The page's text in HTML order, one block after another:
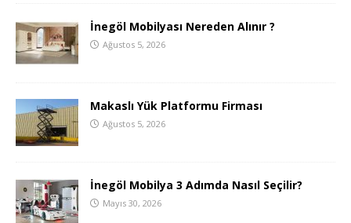
İnegöl Mobilyası Nereden Alınır ?
Ağustos 5, 2026
Makaslı Yük Platformu Firması
Ağustos 5, 2026
İnegöl Mobilya 3 Adımda Nasıl Seçilir?
Mayıs 30, 2026